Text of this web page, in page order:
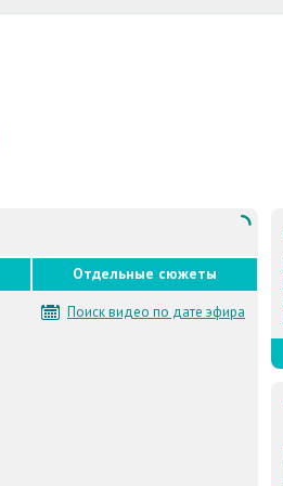
Отдельные сюжеты
Поиск видео по дате эфира